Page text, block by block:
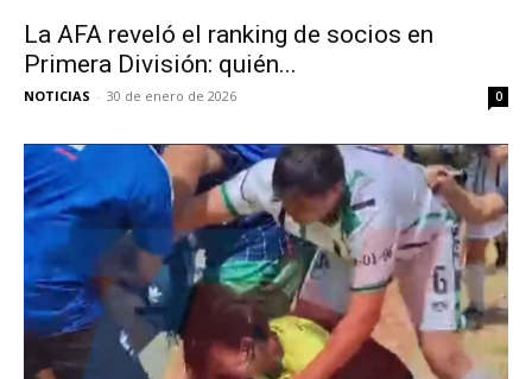
La AFA reveló el ranking de socios en
Primera División: quién...
NOTICIAS - 30 de enero de 2026 0